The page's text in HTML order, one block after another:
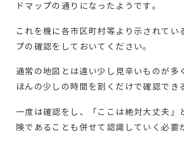
ドマップの通りになったようです。
これを機に各市区町村等より示されてい
プの確認をしておいてください。
通常の地図とは違い少し見辛いものが多
ほんの少しの時間を割くだけで確認でき
一度は確認をし、「ここは絶対大丈夫」
険であることも併せて認識していく必要